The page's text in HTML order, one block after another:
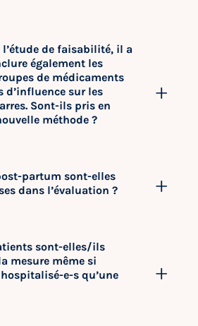
l’étude de faisabilité, il a
également les
de médicaments
d’influence sur les
Sont-ils pris en
méthode ?
partum sont-elles
dans l’évaluation ?
sont-elles/ils
mesure même si
e-s qu’une